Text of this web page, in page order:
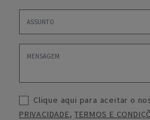
Clique aqui para aceitar o
PRIVACIDADE,TERMOS E